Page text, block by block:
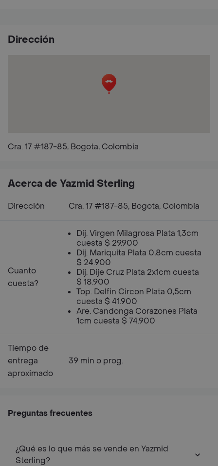
Dirección
Cra. 17 #187-85, Bogota, Colombia
Acerca de Yazmid Sterling
Dirección Cra. 17 #187-85, Bogota, Colombia
Cuanto
cuesta?
Dij. Virgen Milagrosa Plata 1,3cm
cuesta $ 29.900
Dij. Mariquita Plata 0,8cm cuesta
$ 24.900
Dij. Dije Cruz Plata 2x1cm cuesta
$ 18.900
Top. Delfin Circon Plata 0,5cm
cuesta $ 41.900
Are. Candonga Corazones Plata
1cm cuesta $ 74.900
Tiempo de
entrega
aproximado
39 min o prog.
Preguntas frecuentes
¿Qué es lo que más se vende en Yazmid
Sterling?